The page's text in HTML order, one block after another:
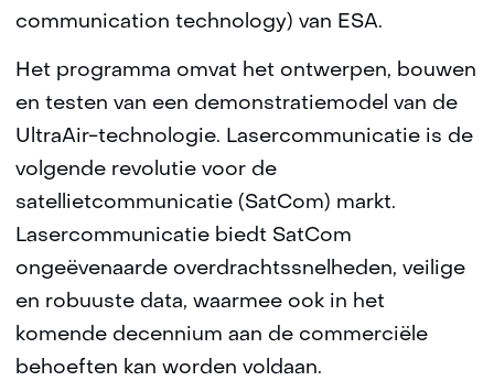
communication technology) van ESA.
Het programma omvat het ontwerpen, bouwen
en testen van een demonstratiemodel van de
UltraAir-technologie. Lasercommunicatie is de
volgende revolutie voor de
satellietcommunicatie (SatCom) markt.
Lasercommunicatie biedt SatCom
ongeëvenaarde overdrachtssnelheden, veilige
en robuuste data, waarmee ook in het
komende decennium aan de commerciële
behoeften kan worden voldaan.